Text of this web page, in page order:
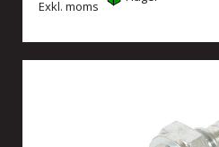
Exkl. moms